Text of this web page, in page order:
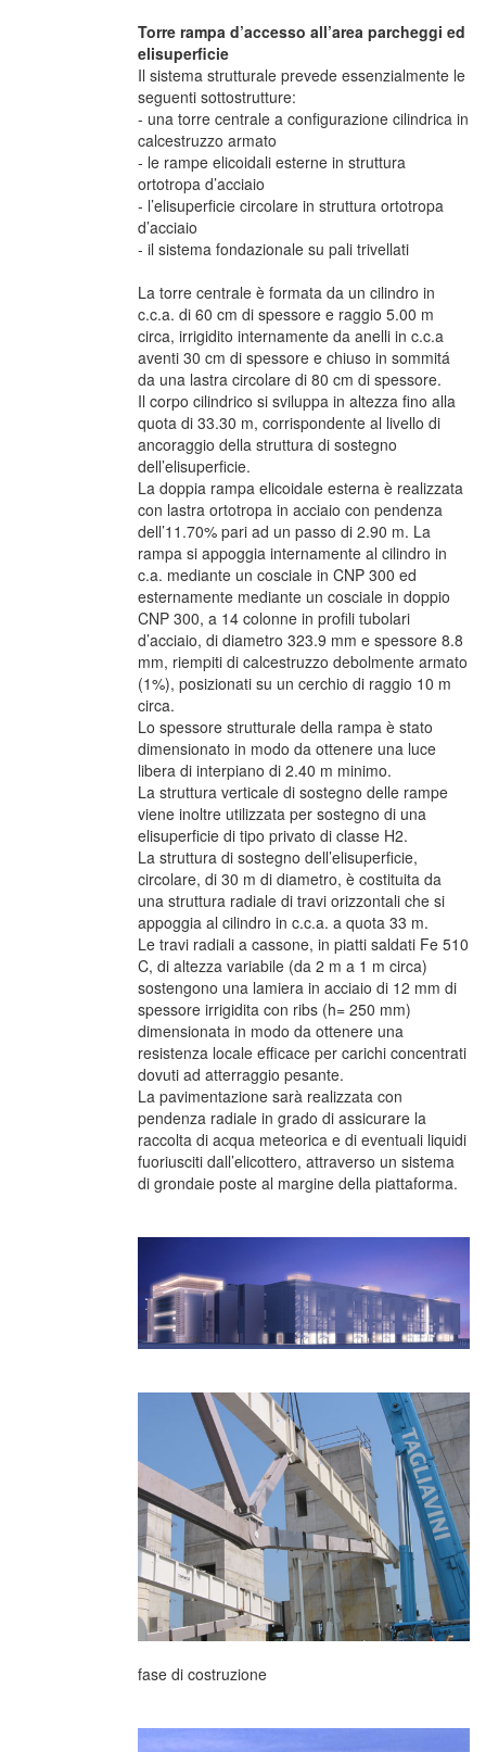
Torre rampa d’accesso all’area parcheggi ed
elisuperficie
Il sistema strutturale prevede essenzialmente le
seguenti sottostrutture:
- una torre centrale a configurazione cilindrica in
calcestruzzo armato
- le rampe elicoidali esterne in struttura
ortotropa d’acciaio
- l’elisuperficie circolare in struttura ortotropa
d’acciaio
- il sistema fondazionale su pali trivellati
La torre centrale è formata da un cilindro in
c.c.a. di 60 cm di spessore e raggio 5.00 m
circa, irrigidito internamente da anelli in c.c.a
aventi 30 cm di spessore e chiuso in sommitá
da una lastra circolare di 80 cm di spessore.
Il corpo cilindrico si sviluppa in altezza fino alla
quota di 33.30 m, corrispondente al livello di
ancoraggio della struttura di sostegno
dell’elisuperficie.
La doppia rampa elicoidale esterna è realizzata
con lastra ortotropa in acciaio con pendenza
dell’11.70% pari ad un passo di 2.90 m. La
rampa si appoggia internamente al cilindro in
c.a. mediante un cosciale in CNP 300 ed
esternamente mediante un cosciale in doppio
CNP 300, a 14 colonne in profili tubolari
d’acciaio, di diametro 323.9 mm e spessore 8.8
mm, riempiti di calcestruzzo debolmente armato
(1%), posizionati su un cerchio di raggio 10 m
circa.
Lo spessore strutturale della rampa è stato
dimensionato in modo da ottenere una luce
libera di interpiano di 2.40 m minimo.
La struttura verticale di sostegno delle rampe
viene inoltre utilizzata per sostegno di una
elisuperficie di tipo privato di classe H2.
La struttura di sostegno dell’elisuperficie,
circolare, di 30 m di diametro, è costituita da
una struttura radiale di travi orizzontali che si
appoggia al cilindro in c.c.a. a quota 33 m.
Le travi radiali a cassone, in piatti saldati Fe 510
C, di altezza variabile (da 2 m a 1 m circa)
sostengono una lamiera in acciaio di 12 mm di
spessore irrigidita con ribs (h= 250 mm)
dimensionata in modo da ottenere una
resistenza locale efficace per carichi concentrati
dovuti ad atterraggio pesante.
La pavimentazione sarà realizzata con
pendenza radiale in grado di assicurare la
raccolta di acqua meteorica e di eventuali liquidi
fuoriusciti dall’elicottero, attraverso un sistema
di grondaie poste al margine della piattaforma.
fase di costruzione